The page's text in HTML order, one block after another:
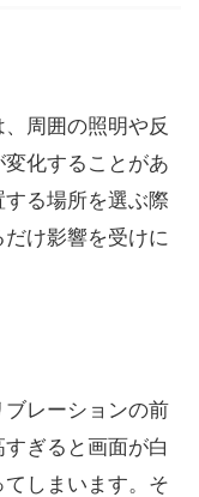
周囲の照明や反
化することがあ
る場所を選ぶ際
け影響を受けに
レーションの前
ぎると画面が白
しまいます。そ